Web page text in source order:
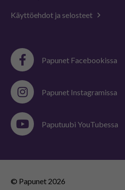
Käyttöehdot ja selosteet
Papunet Facebookissa
Papunet Instagramissa
Paputuubi YouTubessa
© Papunet 2026